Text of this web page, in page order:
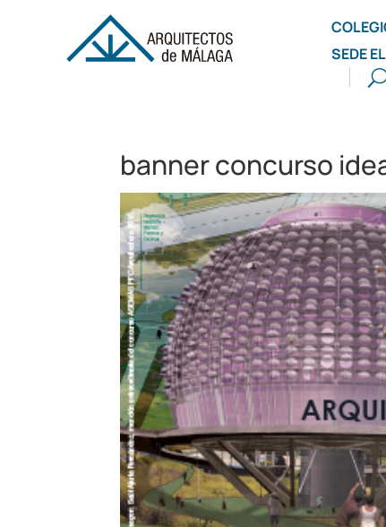
SEDE
banner concurso